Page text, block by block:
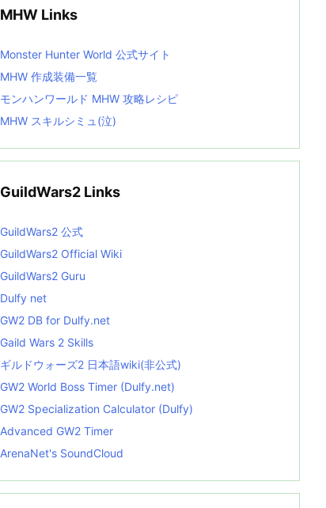
MHW Links
Monster Hunter World 公式サイト
MHW 作成装備一覧
モンハンワールド MHW 攻略レシピ
MHW スキルシミュ(泣)
GuildWars2 Links
GuildWars2 公式
GuildWars2 Official Wiki
GuildWars2 Guru
Dulfy net
GW2 DB for Dulfy.net
Gaild Wars 2 Skills
ギルドウォーズ2 日本語wiki(非公式)
GW2 World Boss Timer (Dulfy.net)
GW2 Specialization Calculator (Dulfy)
Advanced GW2 Timer
ArenaNet's SoundCloud